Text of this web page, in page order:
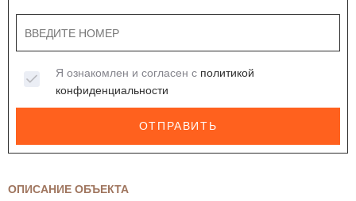
ОПИСАНИЕ ОБЪЕКТА
Я ознакомлен и согласен с политикой
конфиденциальности
ОТПРАВИТЬ